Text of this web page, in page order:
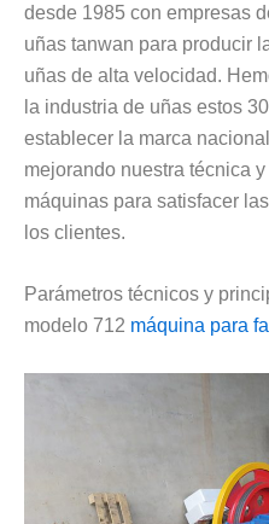
desde 1985 con empresas
uñas tanwan para producir
uñas de alta velocidad.
la industria de uñas estos
establecer la marca
mejorando nuestra técnica
máquinas para satisfacer
los clientes.
Parámetros técnicos y
modelo 712 máquina para